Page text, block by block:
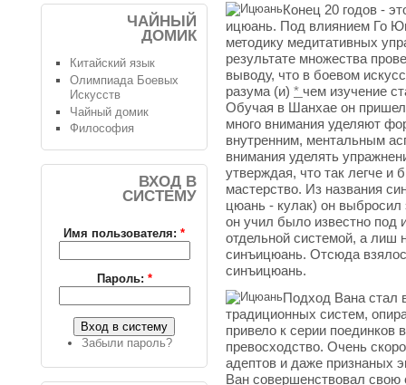
Конец 20 годов -
ицюань. Под влиянием Го
методику медитативных
результате множества
выводу, что в боевом
разума (и) * чем изучение
Обучая в Шанхае он
много внимания уделяют
внутренним, ментальным
внимания уделять
утверждая, что так легче и
мастерство. Из названия
цюань - кулак) он выбросил
он учил было известно под
отдельной системой, а
синъицюань. Отсюда
синъицюань.
Подход Вана стал
традиционных систем,
привело к серии поединков
превосходство. Очень
адептов и даже признаных
Ван совершенствовал
ЧАЙНЫЙ
ДОМИК
Китайский язык
Олимпиада Боевых
Искусств
Чайный домик
Философия
ВХОД В
СИСТЕМУ
Имя пользователя: *
Пароль: *
Забыли пароль?